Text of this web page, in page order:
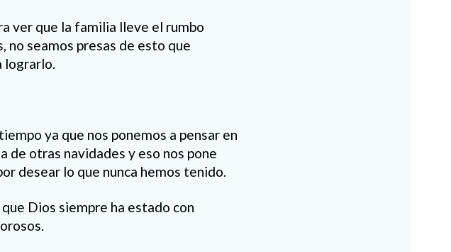
ver que la familia lleve el rumbo
no seamos presas de esto que
lograrlo.
ya que nos ponemos a pensar en
de otras navidades y eso nos pone
desear lo que nunca hemos tenido.
Dios siempre ha estado con